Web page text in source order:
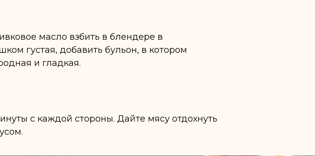
масло взбить в блендере в
густая, добавить бульон, в котором
и гладкая.
с каждой стороны. Дайте мясу отдохнуть